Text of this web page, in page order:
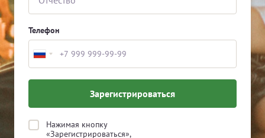
Войти
Телефон
Зарегистрироваться
Нажимая кнопку
«Зарегистрироваться»,